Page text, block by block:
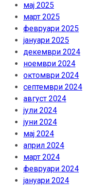
мај 2025
март 2025
февруари 2025
јануари 2025
декември 2024
ноември 2024
октомври 2024
септември 2024
август 2024
јули 2024
јуни 2024
мај 2024
април 2024
март 2024
февруари 2024
јануари 2024